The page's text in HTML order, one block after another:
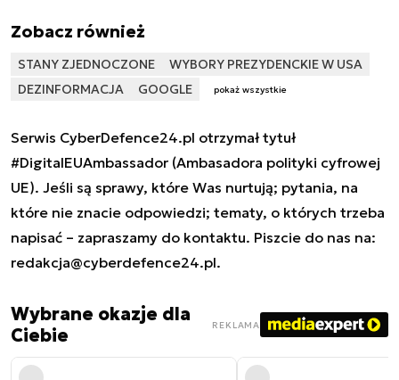
Zobacz również
STANY ZJEDNOCZONE
WYBORY PREZYDENCKIE W USA
DEZINFORMACJA
GOOGLE pokaż wszystkie
Serwis CyberDefence24.pl otrzymał tytuł
#DigitalEUAmbassador (Ambasadora polityki cyfrowej
UE). Jeśli są sprawy, które Was nurtują; pytania, na
które nie znacie odpowiedzi; tematy, o których trzeba
napisać – zapraszamy do kontaktu. Piszcie do nas na:
redakcja@cyberdefence24.pl.
Wybrane okazje dla
Ciebie
REKLAMA